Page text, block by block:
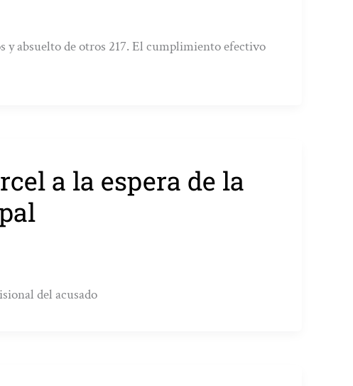
absuelto de otros 217. El cumplimiento efectivo
a la espera de la
del acusado